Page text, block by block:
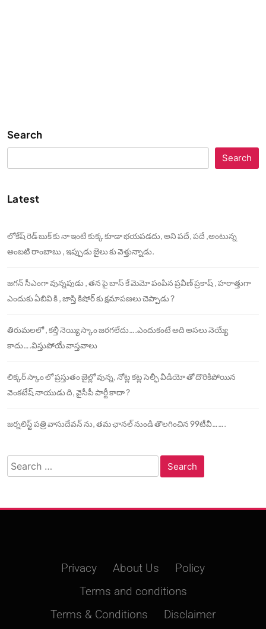
Search
Search
Latest
లోకేష్ రెడ్ బుక్ కు నా ఇంటి కుక్క కూడా భయపడదు, అని పదే, పదే ,అంటున్న
అంబటి రాంబాబు , ఇప్పుడు జైలు కు వెళ్తున్నాడు.
జగన్ సీఎంగా వున్నపుడు , తన పై బాస్ కే మెమో పంపిన ప్రవీణ్ ప్రకాష్ , హఠాత్తుగా
ఎందుకు ఏబివి కి , జాస్తి కిషోర్ కు క్షమాపణలు చెప్పాడు ?
తిరుమలలో , కల్తీ నెయ్యి స్కాం జరగలేదు….ఎందుకంటే అది అసలు నెయ్యే
కాదు….విస్తుపోయే వాస్తవాలు
లిక్కర్ స్కాం లో ప్రస్తుతం జైల్లో వున్న, నోట్ల కట్ల సెల్ఫీ వీడియో తో దొరికిపోయిన
వెంకటేష్ నాయుడు ది, వైసీపీ పార్టీ కాదా ?
జర్నలిస్ట్ పత్రి వాసుదేవన్ ను, తమ ఛానల్ నుండి తొలగించిన 99టీవీ…….
Search
for:
Privacy About Us
Policy
Terms and conditions
Terms & Conditions
Disclaimer